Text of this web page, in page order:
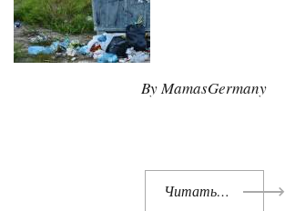
By MamasGermany
Читать…